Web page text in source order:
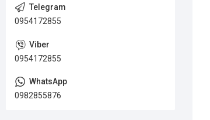
0954172855
0954172855
0982855876